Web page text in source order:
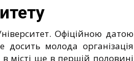
Офіційною датою
молода організація
місті ще в першій половині